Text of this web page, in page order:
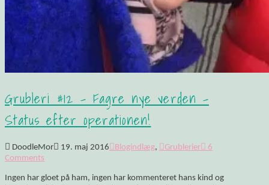
Grubleri #12 – Fagre nye verden –
Status efter operationen!
DoodleMor 19. maj 2016 Blogindlæg, Grublerier
6
Comments
Ingen har gloet på ham, ingen har kommenteret hans kind og